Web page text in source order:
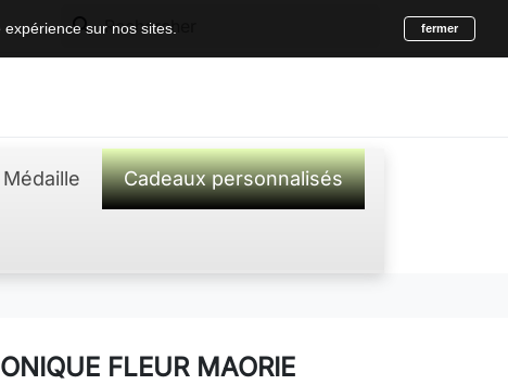
search
Médaille Cadeaux personnalisés
FLEUR MAORIE
sur nos sites. fermer